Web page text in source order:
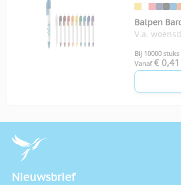
Balpen
V.a.
Bij 10000 stuks
Vanaf € 0,41
Nieuwsbrief